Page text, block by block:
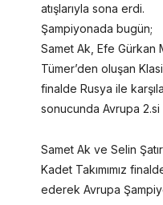
atışlarıyla sona erdi.
Şampiyonada bugün;
Samet Ak, Efe Gürkan
Tümer’den oluşan
finalde Rusya ile
sonucunda Avrupa 2.si
Samet Ak ve Selin
Kadet Takımımız
ederek Avrupa